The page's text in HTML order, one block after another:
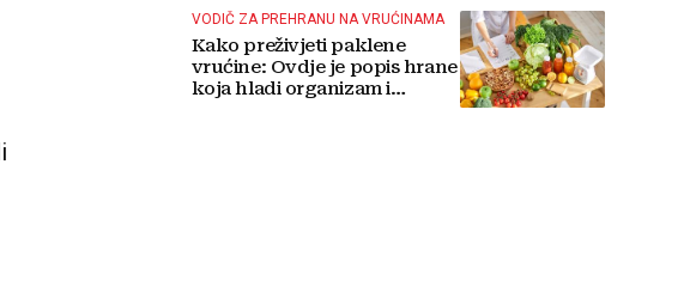
VODIČ ZA PREHRANU NA VRUĆINAMA
Kako preživjeti paklene
vrućine: Ovdje je popis hrane
koja hladi organizam i